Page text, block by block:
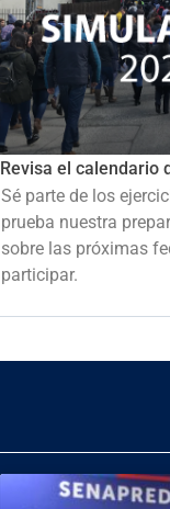
Revisa el calendario
Sé parte de los
prueba nuestra
sobre las próximas
participar.